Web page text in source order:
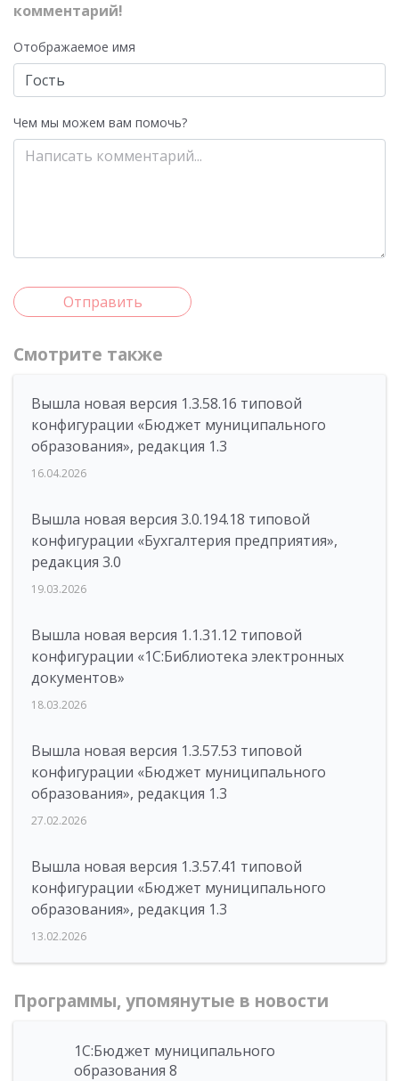
комментарий!
Отображаемое имя
Чем мы можем вам помочь?
Отправить
Смотрите также
Вышла новая версия 1.3.58.16 типовой
конфигурации «Бюджет муниципального
образования», редакция 1.3
16.04.2026
Вышла новая версия 3.0.194.18 типовой
конфигурации «Бухгалтерия предприятия»,
редакция 3.0
19.03.2026
Вышла новая версия 1.1.31.12 типовой
конфигурации «1С:Библиотека электронных
документов»
18.03.2026
Вышла новая версия 1.3.57.53 типовой
конфигурации «Бюджет муниципального
образования», редакция 1.3
27.02.2026
Вышла новая версия 1.3.57.41 типовой
конфигурации «Бюджет муниципального
образования», редакция 1.3
13.02.2026
Программы, упомянутые в новости
1С:Бюджет муниципального
образования 8